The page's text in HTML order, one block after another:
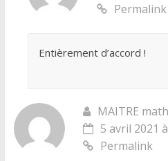
Permalink
Entièrement d’accord !
MAITRE
5 avril 2021
Permalink